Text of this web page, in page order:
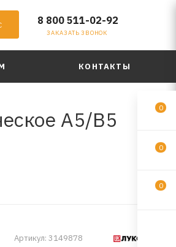
8 800 511-02-92
ЗАКАЗАТЬ ЗВОНОК
КОНТАКТЫ
A5/B5
Артикул: 3149878
0
0
0